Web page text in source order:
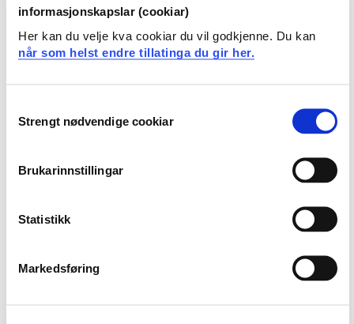
informasjonskapslar (cookiar)
Her kan du velje kva cookiar du vil godkjenne. Du kan
når som helst endre tillatinga du gir her.
Selection
Strengt nødvendige cookiar
Brukarinnstillingar
Statistikk
Markedsføring
Interimsstyret:
Hausten 2016 tok interimsstyret avgjerder på vegner av
på Vestlandet.
Styremøte haust 2016
Saksdokument